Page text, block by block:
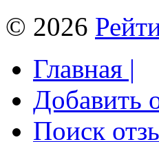
© 2026
Главная |
Добавить
Поиск